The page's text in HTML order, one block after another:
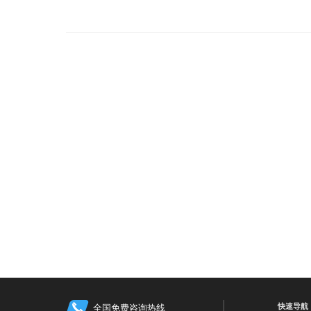
全国免费咨询热线 快速导航